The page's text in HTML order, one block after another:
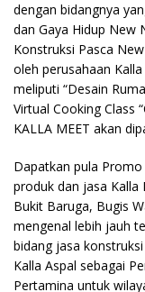
dengan bidangnya
dan Gaya Hidup New
Konstruksi Pasca
oleh perusahaan
meliputi “Desain
Virtual Cooking Class
KALLA MEET akan
Dapatkan pula Promo
produk dan jasa
Bukit Baruga, Bugis
mengenal lebih jauh
bidang jasa
Kalla Aspal sebagai
Pertamina untuk